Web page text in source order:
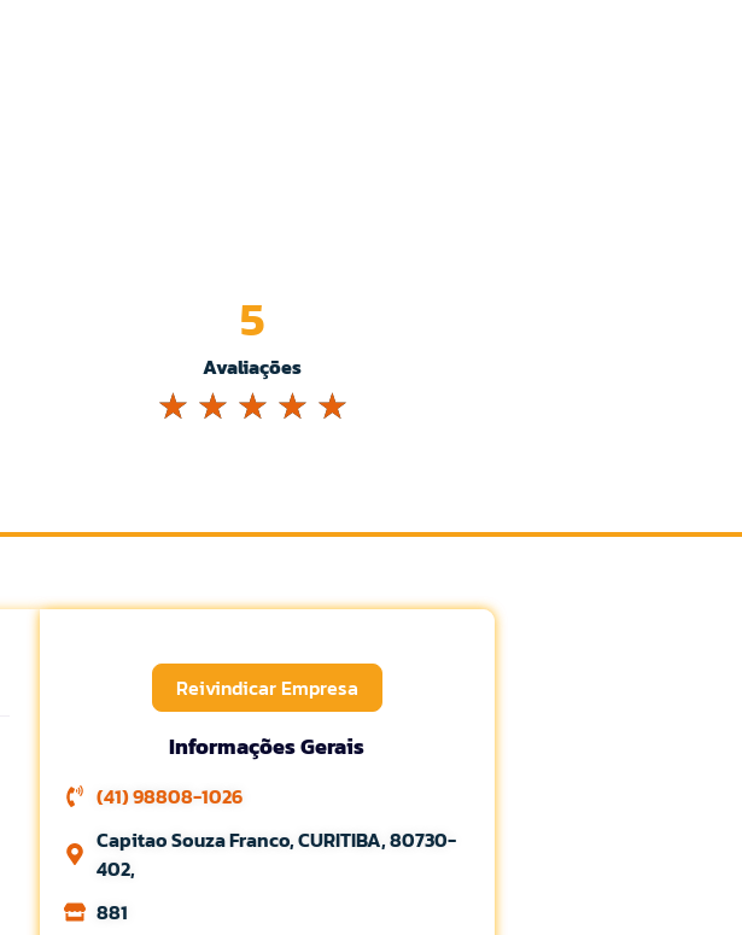
Avaliações
5
☆ ☆ ☆ ☆ ☆
Reivindicar Empresa
Informações Gerais
(41) 98808-1026
Capitao Souza Franco, CURITIBA, 80730-
402,
881